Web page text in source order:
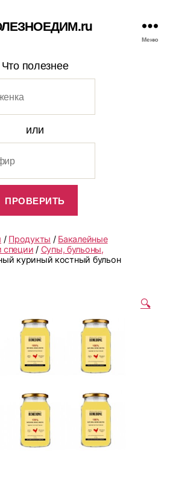
Меню
Что полезнее
или
/ Продукты / Бакалейные
специи / Супы, бульоны,
куриный костный бульон
🔍